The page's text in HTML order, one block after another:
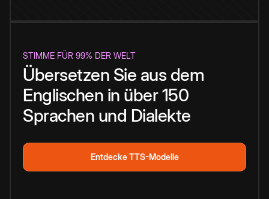
STIMME FÜR 99% DER WELT
Übersetzen Sie aus dem
Englischen in über 150
Sprachen und Dialekte
Entdecke TTS-Modelle